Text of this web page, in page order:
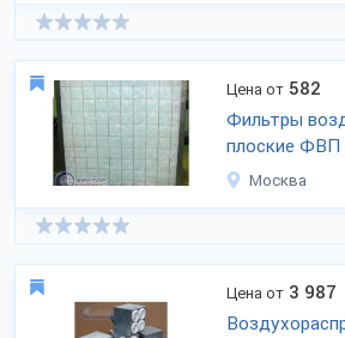
Цена от 582
Фильтры
плоские ФВП
Москва
Цена от 3 987